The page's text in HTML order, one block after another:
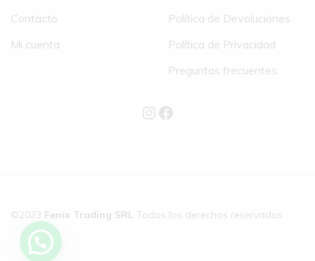
Contacto
Mi cuenta
Política de Devoluciones
Política de Privacidad
Preguntas frecuentes
©2023 Fenix Trading SRL Todos los derechos reservados